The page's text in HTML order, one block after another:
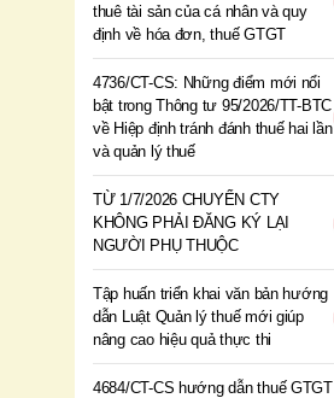
thuê tài sản của cá nhân và quy
định về hóa đơn, thuế GTGT
4736/CT-CS: Những điểm mới nổi
bật trong Thông tư 95/2026/TT-BTC
về Hiệp định tránh đánh thuế hai lần
và quản lý thuế
TỪ 1/7/2026 CHUYỂN CTY
KHÔNG PHẢI ĐĂNG KÝ LẠI
NGƯỜI PHỤ THUỘC
Tập huấn triển khai văn bản hướng
dẫn Luật Quản lý thuế mới giúp
nâng cao hiệu quả thực thi
4684/CT-CS hướng dẫn thuế GTGT